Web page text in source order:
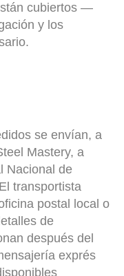
cubiertos —
y los
se envían, a
Mastery, a
Nacional de
transportista
postal local o
de
después del
exprés